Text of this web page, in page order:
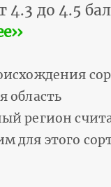
4.3 до 4.5
область
регион
для этого